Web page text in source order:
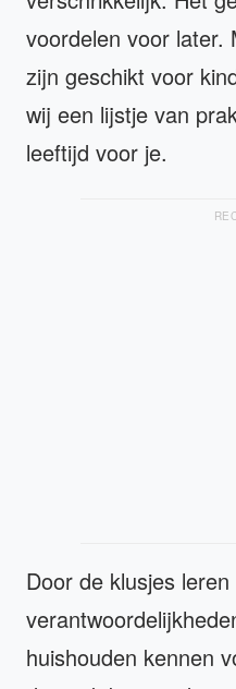
voordelen voor later.
zijn geschikt voor
wij een lijstje van
leeftijd voor je.
Door de klusjes
huishouden kennen